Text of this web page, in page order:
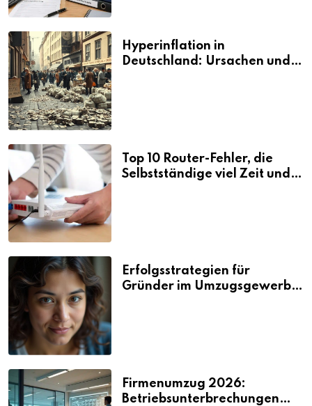
Hyperinflation in
Deutschland: Ursachen und
Top 10 Router-Fehler, die
Selbstständige viel Zeit und
Erfolgsstrategien für
Gründer im Umzugsgewerbe
Firmenumzug 2026:
Betriebsunterbrechungen